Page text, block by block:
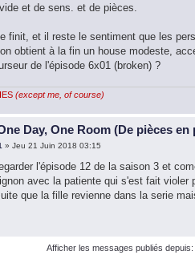
et de sens. et de pièces.
finit, et il reste le sentiment que les
obtient à la fin un house modeste,
de l'épisode 6x01 (broken) ?
(except me, of course)
Day, One Room (De pièces en
» Jeu 21 Juin 2018 03:15
l'épisode 12 de la saison 3 et
avec la patiente qui s'est fait
que la fille revienne dans la serie
Afficher les messages publiés depuis: